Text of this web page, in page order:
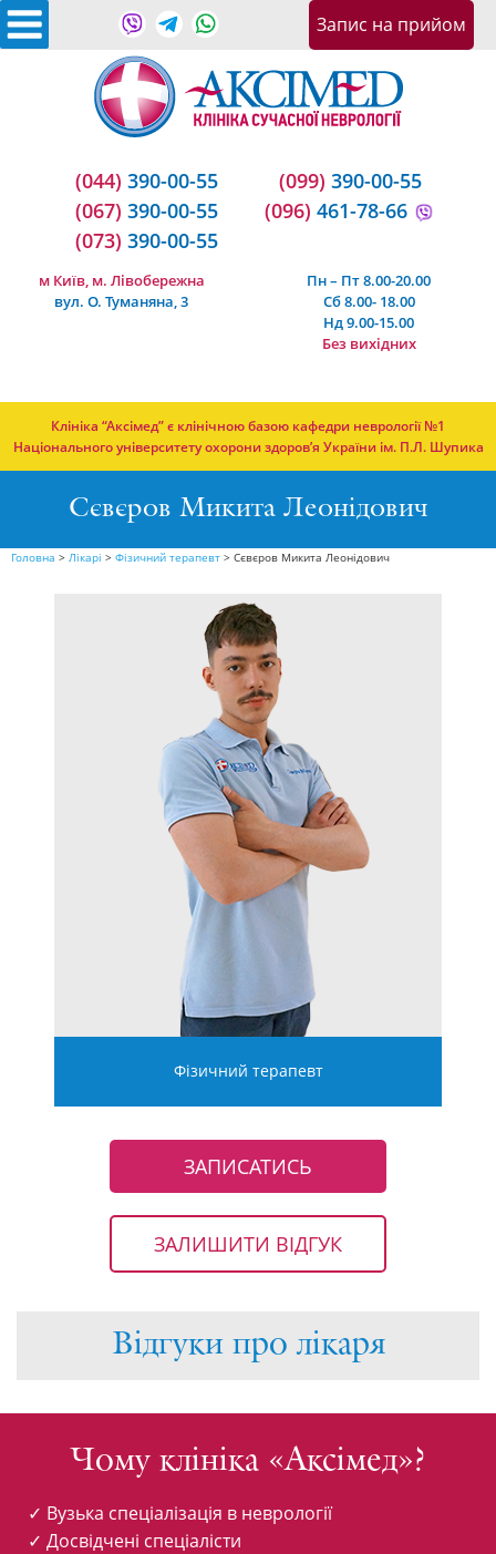
Запис на прийом
(044) 390-00-55
(067) 390-00-55
(073) 390-00-55
(099) 390-00-55
(096) 461-78-66
м Київ, м. Лівобережна
вул. О. Туманяна, 3
Пн – Пт 8.00-20.00
Сб 8.00- 18.00
Нд 9.00-15.00
Без вихідних
Клініка “Аксімед” є клінічною базою кафедри неврології №1
Національного університету охорони здоров’я України ім. П.Л. Шупика
Сєвєров Микита Леонідович
Головна > Лікарі > Фізичний терапевт > Сєвєров Микита Леонідович
Фізичний терапевт
ЗАПИСАТИСЬ
ЗАЛИШИТИ ВІДГУК
Відгуки про лікаря
Чому клініка «Аксімед»?
✓ Вузька спеціалізація в неврології
✓ Досвідчені спеціалісти